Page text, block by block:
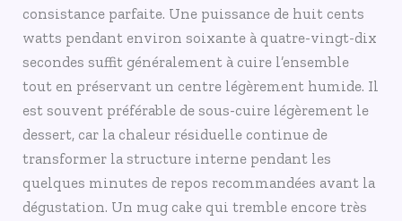
consistance parfaite. Une puissance de huit cents
watts pendant environ soixante à quatre-vingt-dix
secondes suffit généralement à cuire l’ensemble
tout en préservant un centre légèrement humide. Il
est souvent préférable de sous-cuire légèrement le
dessert, car la chaleur résiduelle continue de
transformer la structure interne pendant les
quelques minutes de repos recommandées avant la
dégustation. Un mug cake qui tremble encore très